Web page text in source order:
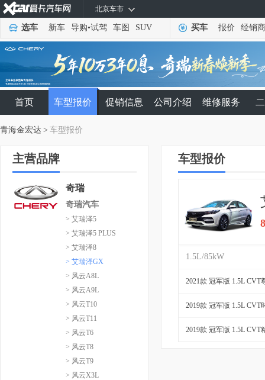
北京车市
选车 新车 导购•试驾 车图 SUV 买车 报价 经销商
首页 车型报价 促销信息 公司介绍 维修服务
青海金宏达 > 车型报价
主营品牌
奇瑞
奇瑞汽车
> 艾瑞泽5
> 艾瑞泽5 PLUS
> 艾瑞泽8
> 艾瑞泽GX
> 风云A8L
> 风云A9L
> 风云T10
> 风云T11
> 风云T6
> 风云T8
> 风云T9
> 风云X3L
车型报价
1.5L/85kW
2021款 冠军版 1.5L CVT
2019款 冠军版 1.5L CVT
2019款 冠军版 1.5L CVT